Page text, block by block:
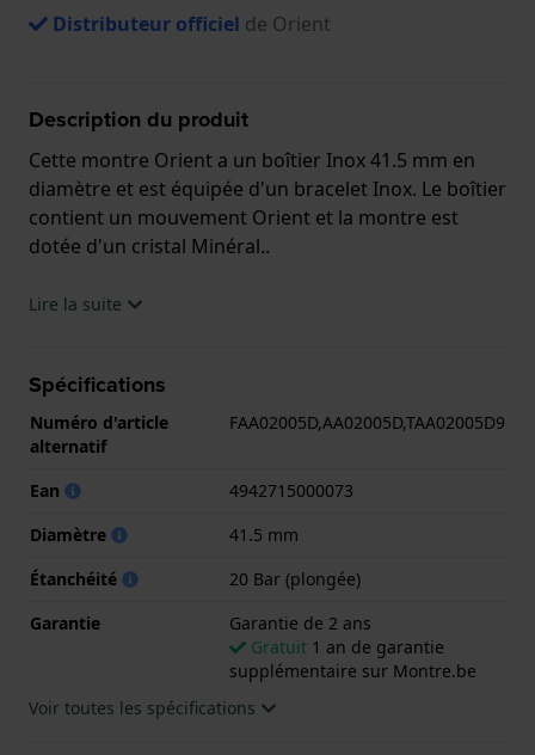
Distributeur officiel de Orient
Description du produit
Cette montre Orient a un boîtier Inox 41.5 mm en
diamètre et est équipée d'un bracelet Inox. Le boîtier
contient un mouvement Orient et la montre est
dotée d'un cristal Minéral..
La montre est 20 ATM. Cela signifie que la montre
.
Lire la suite
Spécifications
Numéro d'article
alternatif
FAA02005D,AA02005D,TAA02005D9
Ean
4942715000073
Diamètre
41.5 mm
Étanchéité
20 Bar (plongée)
Garantie
Garantie de 2 ans
Gratuit 1 an de garantie
supplémentaire sur Montre.be
Voir toutes les spécifications